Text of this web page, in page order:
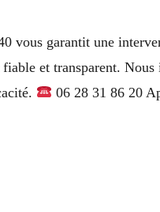
vous garantit une
et transparent.
06 28 31 86 20